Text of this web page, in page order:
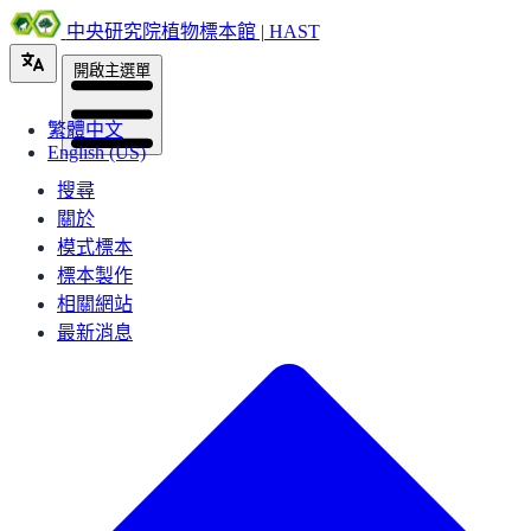
中央研究院植物標本館 | HAST
繁體中文
English (US)
開啟主選單
搜尋
關於
模式標本
標本製作
相關網站
最新消息